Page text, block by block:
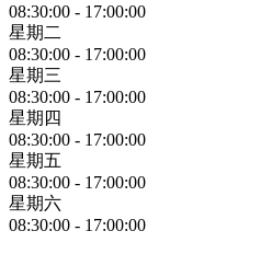
08:30:00 - 17:00:00
星期二
08:30:00 - 17:00:00
星期三
08:30:00 - 17:00:00
星期四
08:30:00 - 17:00:00
星期五
08:30:00 - 17:00:00
星期六
08:30:00 - 17:00:00